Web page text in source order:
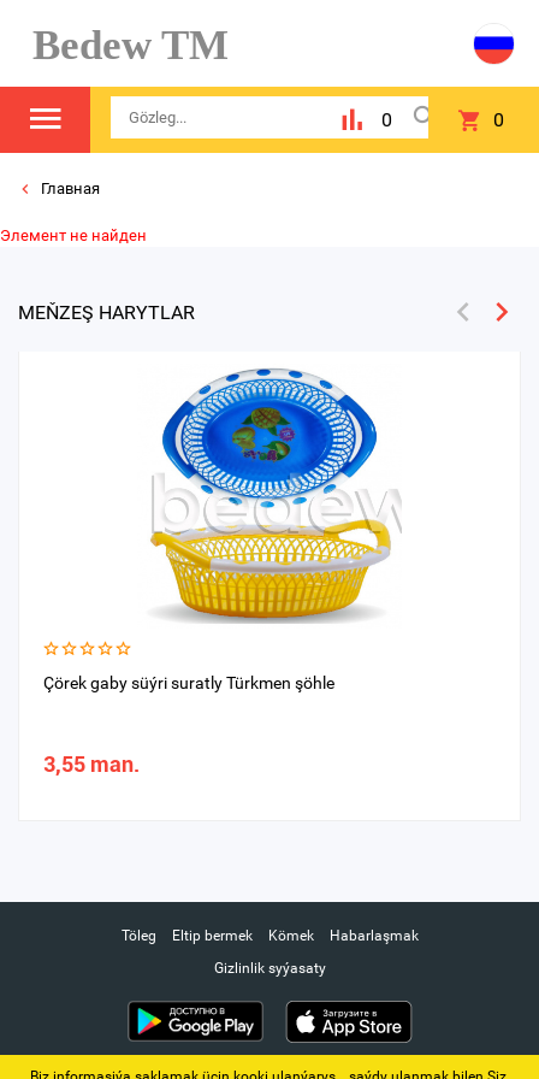
Bedew TM
0 0
Главная
Элемент не найден
MEŇZEŞ HARYTLAR
Çörek gaby süýri suratly Türkmen şöhle
3,55 man.
Töleg Eltip bermek Kömek
Habarlaşmak
Gizlinlik syýasaty